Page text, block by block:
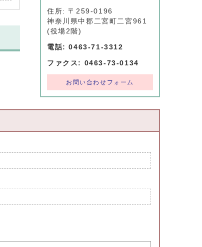
住所: 〒259-0196
神奈川県中郡二宮町二宮961
(役場2階)
電話: 0463-71-3312
ファクス: 0463-73-0134
お問い合わせフォーム